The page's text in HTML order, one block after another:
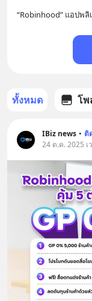
“Robinhood” แอปพ
ทั้งหมด โพ
IBiz news • ติ
24 ต.ค. 2025 เ